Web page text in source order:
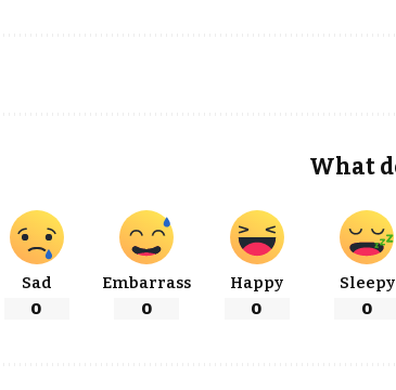
What
Sad
0
Embarrass
0
Happy
0
Sleepy
0